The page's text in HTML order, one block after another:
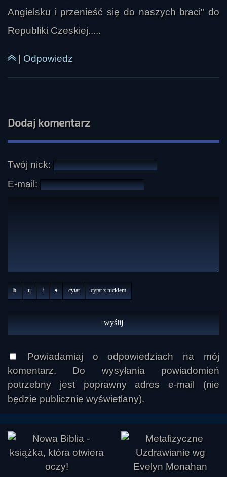
Angielsku i przenieść się do naszych braci" do
Republiki Czeskiej.....
Odpowiedz
Dodaj komentarz
Twój nick:
E-mail:
b u i s cytat cytat z nickiem
Powiadamiaj o odpowiedziach na mój
komentarz. Do wysyłania powiadomień
potrzebny jest poprawny adres e-mail (nie
będzie publicznie wyświetlany).